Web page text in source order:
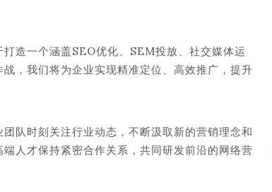
造一个涵盖SEO优化、SEM投放、社交媒体运
，我们将为企业实现精准定位、高效推广，提升
队时刻关注行业动态，不断汲取新的营销理念和
人才保持紧密合作关系，共同研发前沿的网络营